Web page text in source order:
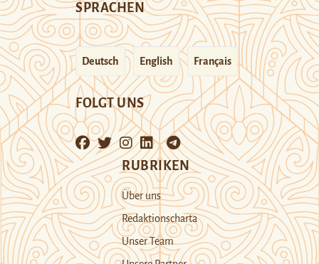
SPRACHEN
Deutsch English Français
FOLGT UNS
RUBRIKEN
Über uns
Redaktionscharta
Unser Team